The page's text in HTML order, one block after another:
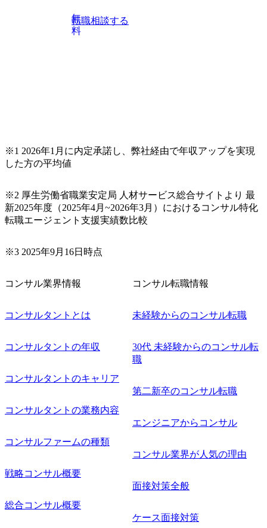
います。 生成AIなどの最新技術とシステムを活用し、顧客
の業務革新と効率化の実現に貢献します。 ＜PL/PM＞ 顧客
ご担当いただき、当社の社員が業務面をサポートしつつ、
徐々に対応範囲を広げていただきます。 ＜QAエンジニア＞
ルティング領域)から参画いただきます。 課題選定から顧客
への企画提案、そして実行までを一気通貫で支援していた
だきます。 アジャイル開発を通じて顧客の要望や提案を柔
軟に取り入れながら改善サイクルを回すため、ご自身の提
きます。 ● 勤務地 東京都渋谷区渋谷3丁目6-7 渋谷金王タワ
則により就業時間内の喫煙を全面的に禁止 ・禁煙サポート
制度あり オンライン ● 必須要件 以下いずれかのご経験をお
件定義～基本設計など上流経験2年以上 ・PMO経験2年以上
工程の経験 ・サブリーダー以上のマネジメント経験 ・お客
様との折衝経験、交渉経験 ・組織課題に対して主体的に業
務改善に取り組まれたご経験 ・アジャイル/スクラムへの興
味関心 ● 求める人物像 ・リーダーシップが取れる方/一人称
で主体的に動ける方 ・年齢にこだわらず、アドバイスを素
直に受け取れる方 ・推進力のある方
無
料
転職相談する
※1 2026年1月に内定承諾し、弊社経由で年収アップを実現
した方の平均値
※2 厚生労働省職業安定局 人材サービス総合サイトより 最
新2025年度（2025年4月~2026年3月）におけるコンサル特化
転職エージェント支援実績数比較
※3 2025年9月16日時点
コンサル業界情報
コンサルタントとは
コンサルタントの年収
コンサルタントのキャリア
コンサルタントの業務内容
コンサルファームの種類
戦略コンサル概要
総合コンサル概要
コンサル転職情報
未経験からのコンサル転職
30代 未経験からのコンサル転
職
第二新卒のコンサル転職
エンジニアからコンサル
コンサル業界が人気の理由
面接対策全般
ケース面接対策